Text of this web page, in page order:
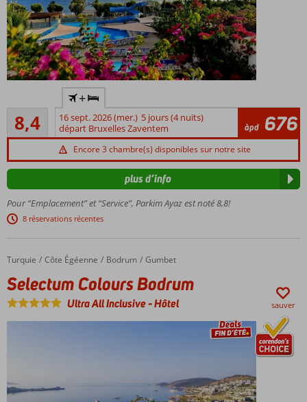
Directement
2 piscines,
1 avec
remous et
1 avec des
4
bars
8,4Très bon
619
commentaires
+
16 sept. 2026 (mer.) 5 jours (4 nuits)
départ Bruxelles Zaventem
àpd 676
Encore 3 chambre(s) disponibles sur notre site
Pour “Emplacement” et “Service”, Parkim Ayaz est noté 8,8!
8 réservations récentes
plus d’info
Accueil
Turquie Côte Égéenne Bodrum Gumbet
Selectum Colours Bodrum
Selectum Colours Bodrum
Ultra All Inclusive-Hôtel sauver